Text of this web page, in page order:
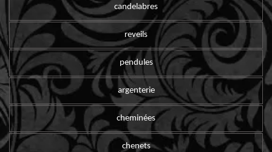
candelabres
reveils
pendules
argenterie
cheminées
chenets